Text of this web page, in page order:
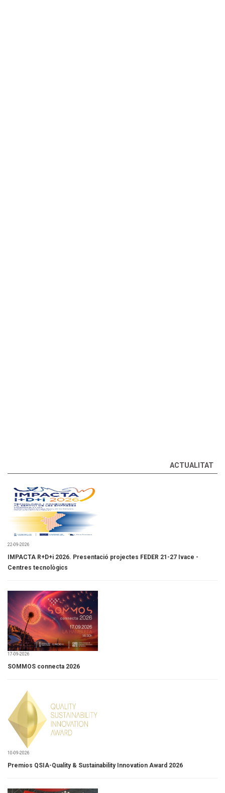
ACTUALITAT
22-09-2026
IMPACTA R+D+i 2026. Presentació projectes FEDER 21-27 Ivace -
Centres tecnològics
17-09-2026
SOMMOS connecta 2026
10-09-2026
Premios QSIA-Quality & Sustainability Innovation Award 2026